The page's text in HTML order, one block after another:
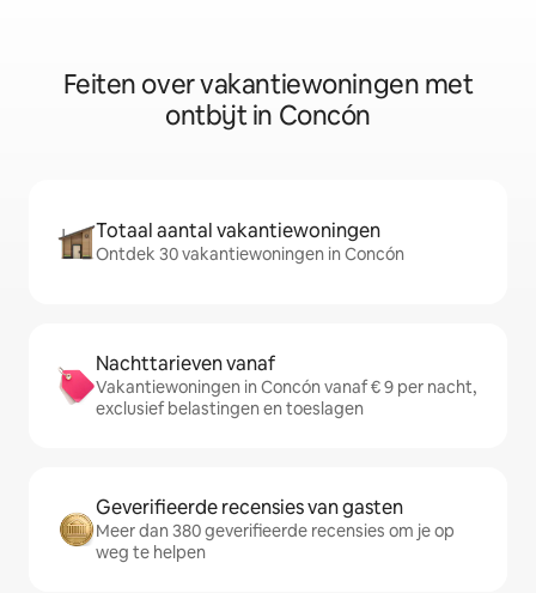
Feiten over vakantiewoningen met
ontbijt in Concón
Totaal aantal vakantiewoningen
Ontdek 30 vakantiewoningen in Concón
Nachttarieven vanaf
Vakantiewoningen in Concón vanaf € 9 per nacht,
exclusief belastingen en toeslagen
Geverifieerde recensies van gasten
Meer dan 380 geverifieerde recensies om je op
weg te helpen